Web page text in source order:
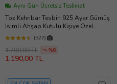
Aynı Gün Ücretsiz Teslimat
Toz Kehribar Tesbih 925 Ayar Gümüş
İsimli Ahşap Kutulu Kişiye Özel
İsimli Tesbih(527)
1.290,00 TL %8
1.190,00 TL